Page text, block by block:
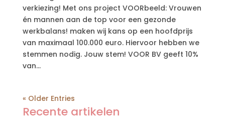
verkiezing! Met ons project VOORbeeld: Vrouwen
én mannen aan de top voor een gezonde
werkbalans! maken wij kans op een hoofdprijs
van maximaal 100.000 euro. Hiervoor hebben we
stemmen nodig. Jouw stem! VOOR BV geeft 10%
van...
« Older Entries
Recente artikelen